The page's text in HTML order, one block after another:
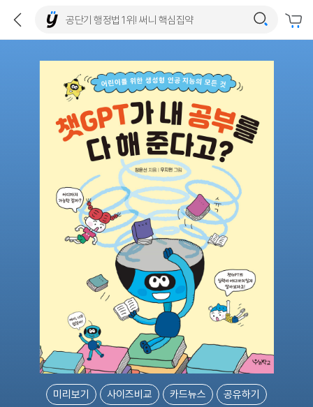
미리보기 사이즈비교 카드뉴스 공유하기